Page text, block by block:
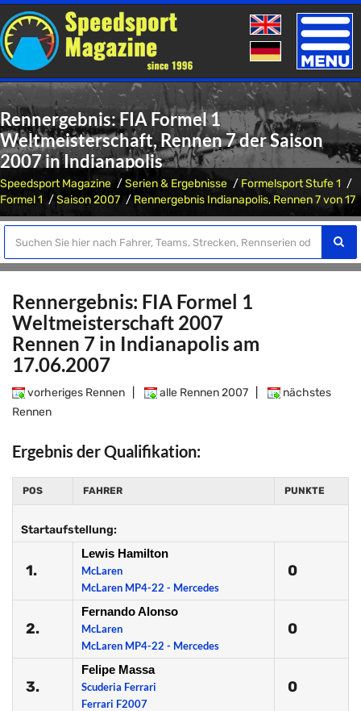
Toggle
Rennergebnis: FIA Formel 1
Weltmeisterschaft, Rennen 7 der Saison
2007 in Indianapolis
Speedsport Magazine Serien & Ergebnisse
Formelsport Stufe 1
Formel 1
Saison 2007 Rennergebnis Indianapolis, Rennen 7 von 17
Rennergebnis: FIA Formel 1
Weltmeisterschaft 2007
Rennen 7 in Indianapolis am
17.06.2007
vorheriges Rennen alle Rennen 2007
nächstes
Rennen
Ergebnis der Qualifikation:
POS FAHRER PUNKTE
Startaufstellung:
1.
Lewis Hamilton
McLaren
McLaren MP4-22 - Mercedes
0
2.
Fernando Alonso
McLaren
McLaren MP4-22 - Mercedes
0
3.
Felipe Massa
Scuderia Ferrari
Ferrari F2007
0